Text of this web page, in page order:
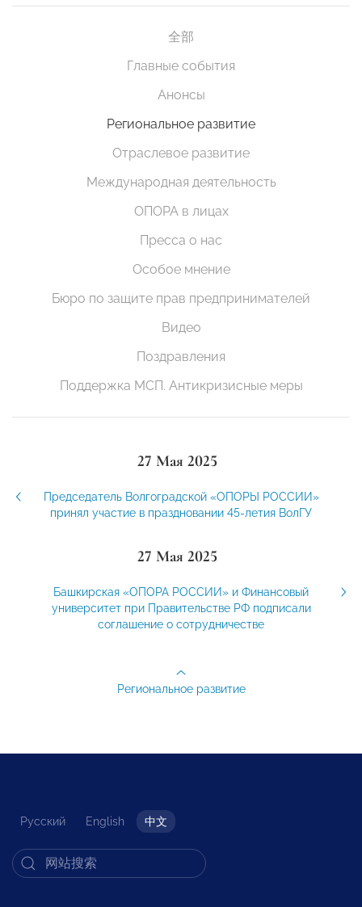
全部
Главные события
Анонсы
Региональное развитие
Отраслевое развитие
Международная деятельность
ОПОРА в лицах
Пресса о нас
Особое мнение
Бюро по защите прав предпринимателей
Видео
Поздравления
Поддержка МСП. Антикризисные меры
27 Мая 2025
Председатель Волгоградской «ОПОРЫ РОССИИ»
принял участие в праздновании 45-летия ВолГУ
27 Мая 2025
Башкирская «ОПОРА РОССИИ» и Финансовый
университет при Правительстве РФ подписали
соглашение о сотрудничестве
Региональное развитие
Русский English 中文